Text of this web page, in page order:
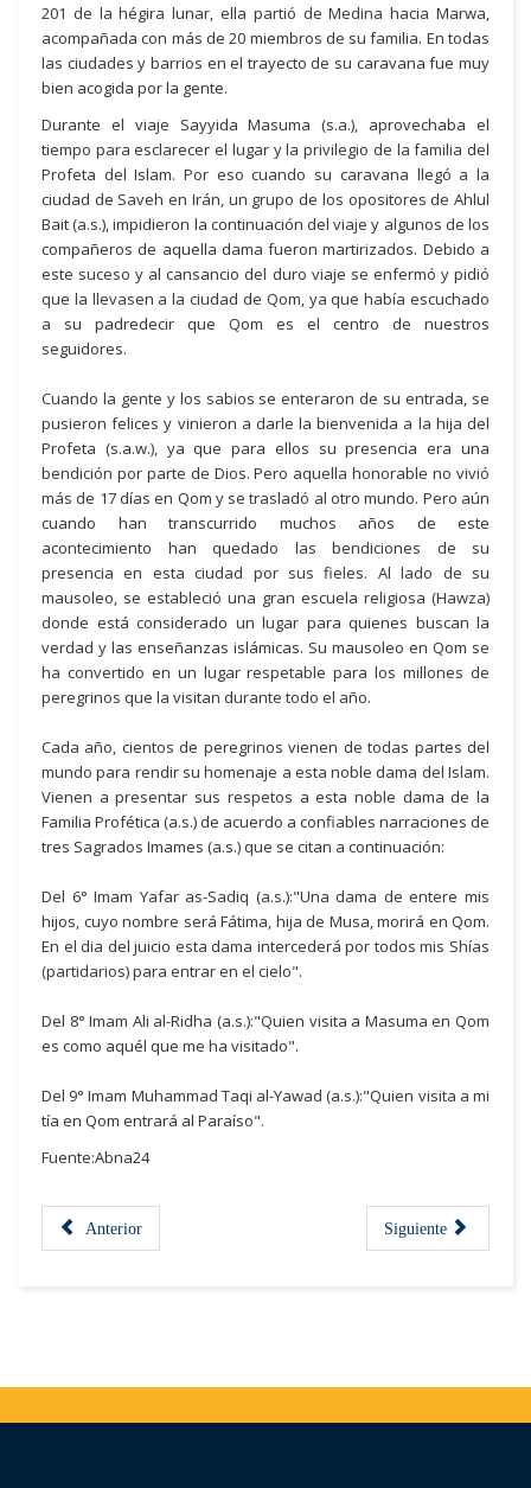
201 de la hégira lunar, ella partió de Medina hacia Marwa,
acompañada con más de 20 miembros de su familia. En todas
las ciudades y barrios en el trayecto de su caravana fue muy
bien acogida por la gente.
Durante el viaje Sayyida Masuma (s.a.), aprovechaba el
tiempo para esclarecer el lugar y la privilegio de la familia del
Profeta del Islam. Por eso cuando su caravana llegó a la
ciudad de Saveh en Irán, un grupo de los opositores de Ahlul
Bait (a.s.), impidieron la continuación del viaje y algunos de los
compañeros de aquella dama fueron martirizados. Debido a
este suceso y al cansancio del duro viaje se enfermó y pidió
que la llevasen a la ciudad de Qom, ya que había escuchado
a su padredecir que Qom es el centro de nuestros
seguidores.
Cuando la gente y los sabios se enteraron de su entrada, se
pusieron felices y vinieron a darle la bienvenida a la hija del
Profeta (s.a.w.), ya que para ellos su presencia era una
bendición por parte de Dios. Pero aquella honorable no vivió
más de 17 días en Qom y se trasladó al otro mundo. Pero aún
cuando han transcurrido muchos años de este
acontecimiento han quedado las bendiciones de su
presencia en esta ciudad por sus fieles. Al lado de su
mausoleo, se estableció una gran escuela religiosa (Hawza)
donde está considerado un lugar para quienes buscan la
verdad y las enseñanzas islámicas. Su mausoleo en Qom se
ha convertido en un lugar respetable para los millones de
peregrinos que la visitan durante todo el año.
Cada año, cientos de peregrinos vienen de todas partes del
mundo para rendir su homenaje a esta noble dama del Islam.
Vienen a presentar sus respetos a esta noble dama de la
Familia Profética (a.s.) de acuerdo a confiables narraciones de
tres Sagrados Imames (a.s.) que se citan a continuación:
Del 6° Imam Yafar as-Sadiq (a.s.):"Una dama de entere mis
hijos, cuyo nombre será Fátima, hija de Musa, morirá en Qom.
En el dia del juicio esta dama intercederá por todos mis Shías
(partidarios) para entrar en el cielo".
Del 8° Imam Ali al-Ridha (a.s.):"Quien visita a Masuma en Qom
es como aquél que me ha visitado".
Del 9° Imam Muhammad Taqi al-Yawad (a.s.):"Quien visita a mi
tía en Qom entrará al Paraíso".
Fuente:Abna24
Anterior Siguiente